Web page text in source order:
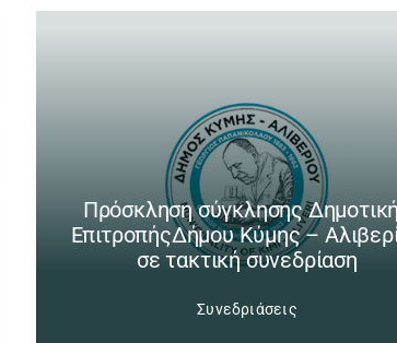
Πρόσκληση σύγκλησης
ΕπιτροπήςΔήμου Κύμης –
σε τακτική συνεδρίαση
Συνεδριάσεις